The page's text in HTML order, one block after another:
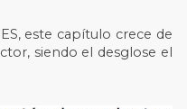
este capítulo crece de
siendo el desglose el